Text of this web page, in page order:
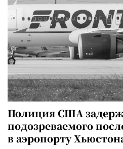
Полиция США
подозреваемого
в аэропорту